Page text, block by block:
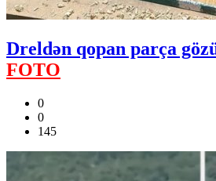
Dreldən qopan parça
FOTO
0
0
145